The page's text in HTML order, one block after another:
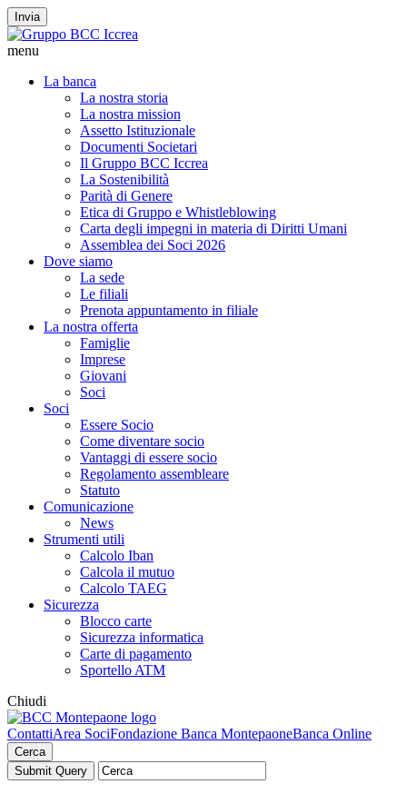
Invia
menu
La banca
La nostra storia
La nostra mission
Assetto Istituzionale
Documenti Societari
Il Gruppo BCC Iccrea
La Sostenibilità
Parità di Genere
Etica di Gruppo e Whistleblowing
Carta degli impegni in materia di Diritti Umani
Assemblea dei Soci 2026
Dove siamo
La sede
Le filiali
Prenota appuntamento in filiale
La nostra offerta
Famiglie
Imprese
Giovani
Soci
Soci
Essere Socio
Come diventare socio
Vantaggi di essere socio
Regolamento assembleare
Statuto
Comunicazione
News
Strumenti utili
Calcolo Iban
Calcola il mutuo
Calcolo TAEG
Sicurezza
Blocco carte
Sicurezza informatica
Carte di pagamento
Sportello ATM
Chiudi
ContattiArea SociFondazione Banca MontepaoneBanca Online
Cerca